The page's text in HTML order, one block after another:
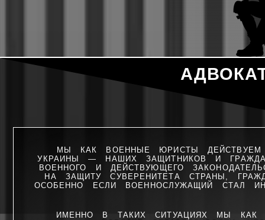
МЫ КАК ВОЕННЫЕ ЮРИСТЫ
УКРАИНЫ — НАШИХ ЗАЩИТНИКОВ И
ВОЕННОГО И ДЕЙСТВУЮЩЕГО
НА ЗАЩИТУ СУВЕРЕНИТЕТА СТРАНЫ,
ОСОБЕННО ЕСЛИ ВОЕННОСЛУЖАЩИЙ СТАЛ
ИМЕННО В ТАКИХ СИТУАЦИЯХ МЫ КАК